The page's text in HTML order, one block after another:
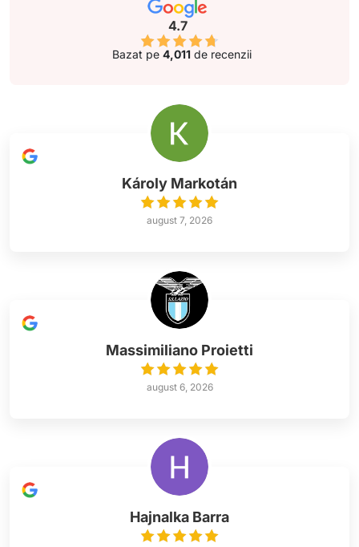
4.7
Bazat pe 4,011de recenzii
Károly Markotán
august 7, 2026
Massimiliano Proietti
august 6, 2026
Hajnalka Barra